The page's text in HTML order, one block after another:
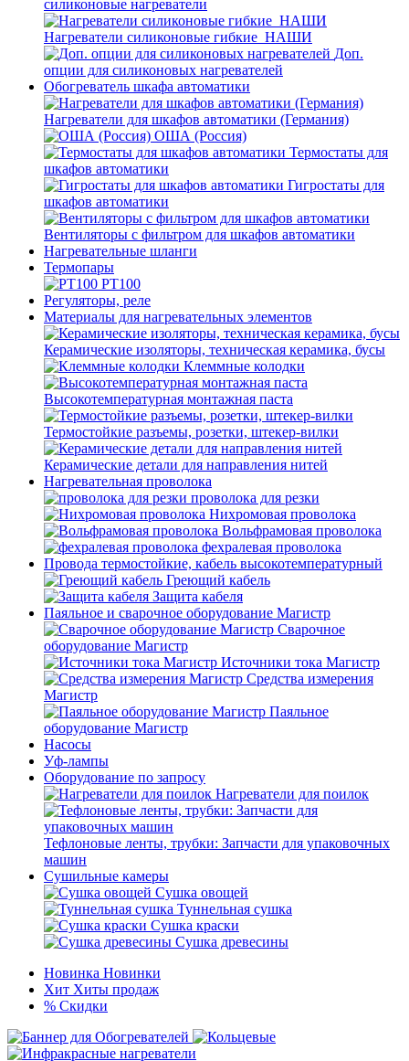
силиконовые нагреватели
Нагреватели силиконовые гибкие_НАШИ
Доп.
опции для силиконовых нагревателей
Обогреватель шкафа автоматики
Нагреватели для шкафов автоматики (Германия)
ОША (Россия)
Термостаты для
шкафов автоматики
Гигростаты для
шкафов автоматики
Вентиляторы с фильтром для шкафов автоматики
Нагревательные шланги
Термопары
PT100
Регуляторы, реле
Материалы для нагревательных элементов
Керамические изоляторы, техническая керамика, бусы
Клеммные колодки
Высокотемпературная монтажная паста
Термостойкие разъемы, розетки, штекер-вилки
Керамические детали для направления нитей
Нагревательная проволока
проволока для резки
Нихромовая проволока
Вольфрамовая проволока
фехралевая проволока
Провода термостойкие, кабель высокотемпературный
Греющий кабель
Защита кабеля
Паяльное и сварочное оборудование Магистр
Сварочное
оборудование Магистр
Источники тока Магистр
Средства измерения
Магистр
Паяльное
оборудование Магистр
Насосы
Уф-лампы
Оборудование по запросу
Нагреватели для поилок
Тефлоновые ленты, трубки: Запчасти для упаковочных
машин
Сушильные камеры
Сушка овощей
Туннельная сушка
Сушка краски
Сушка древесины
Новинка Новинки
Хит Хиты продаж
% Скидки